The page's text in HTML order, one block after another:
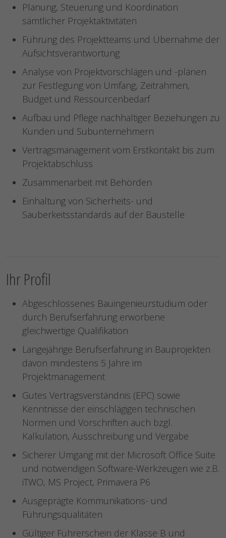
Planung, Steuerung und Koordination
sämtlicher Projektaktivitäten
Führung des Projektteams und Übernahme der
Aufsichtsverantwortung
Analyse von Projektvorschlägen und -plänen
zur Festlegung von Umfang, Zeitrahmen,
Budget und Ressourcenbedarf
Aufbau und Pflege nachhaltiger Beziehungen zu
Kunden und Subunternehmern
Vertragsmanagement vom Erstkontakt bis zum
Projektabschluss
Zusammenarbeit mit Behörden
Einhaltung von Sicherheits- und
Sauberkeitsstandards auf der Baustelle
Ihr Profil
Abgeschlossenes Bauingenieurstudium oder
durch Berufserfahrung erworbene
gleichwertige Qualifikation
Langejährige Berufserfahrung in Bauprojekten
davon mindestens 5 Jahre im
Projektmanagement
Gutes Vertragsverständnis (EPC) sowie
Kenntnisse der einschlägigen technischen
Normen und Vorschriften auch bzgl.
Kalkulation, Ausschreibung und Vergabe
Sicherer Umgang mit der Microsoft Office Suite
und notwendigen Software-Werkzeugen wie z.B.
iTWO, MS Project, Primavera P6
Ausgeprägte Kommunikations- und
Führungsqualitäten
Gültiger Führerschein der Klasse B und